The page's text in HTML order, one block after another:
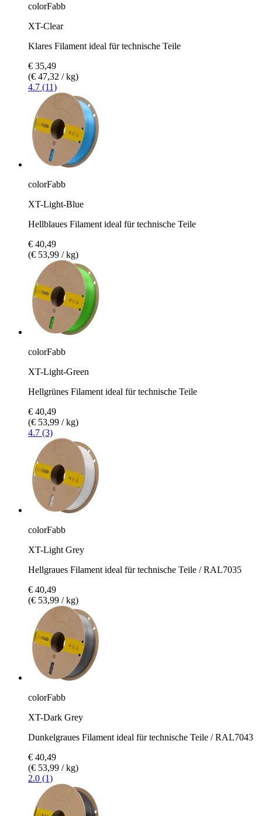
colorFabb
XT-Clear
Klares Filament ideal für technische Teile
€ 35,49
(€ 47,32 / kg)
4.7 (11)
colorFabb
XT-Light-Blue
Hellblaues Filament ideal für technische Teile
€ 40,49
(€ 53,99 / kg)
colorFabb
XT-Light-Green
Hellgrünes Filament ideal für technische Teile
€ 40,49
(€ 53,99 / kg)
4.7 (3)
colorFabb
XT-Light Grey
Hellgraues Filament ideal für technische Teile / RAL7035
€ 40,49
(€ 53,99 / kg)
colorFabb
XT-Dark Grey
Dunkelgraues Filament ideal für technische Teile / RAL7043
€ 40,49
(€ 53,99 / kg)
2.0 (1)